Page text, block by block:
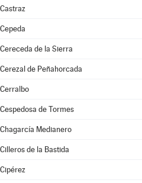
Castraz
Cepeda
Cereceda de la Sierra
Cerezal de Peñahorcada
Cerralbo
Cespedosa de Tormes
Chagarcía Medianero
Cilleros de la Bastida
Cipérez